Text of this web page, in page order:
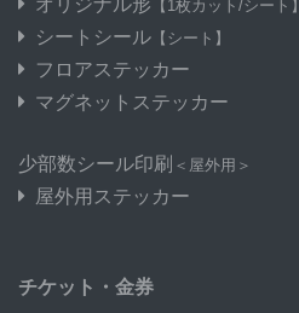
【1枚カット/シート】
シートシール 【シート】
フロアステッカー
マグネットステッカー
少部数シール印刷 ＜屋外用＞
屋外用ステッカー
チケット・金券